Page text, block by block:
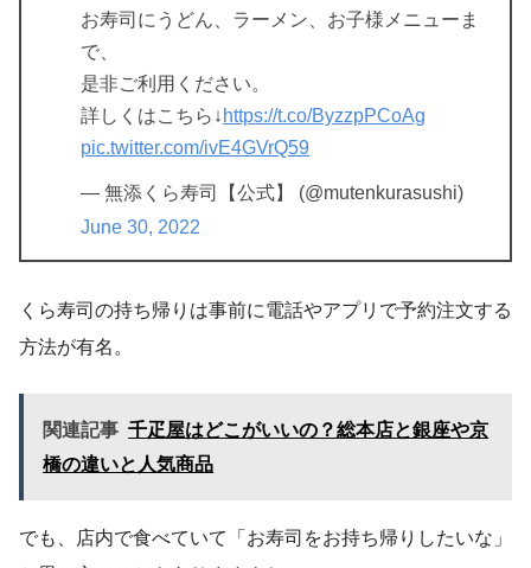
お寿司にうどん、ラーメン、お子様メニューま
で、
是非ご利用ください。
詳しくはこちら↓ https://t.co/ByzzpPCoAg
pic.twitter.com/ivE4GVrQ59
— 無添くら寿司【公式】 (@mutenkurasushi)
June 30, 2022
くら寿司の持ち帰りは事前に電話やアプリで予約注文する
方法が有名。
関連記事 千疋屋はどこがいいの？総本店と銀座や京
橋の違いと人気商品
でも、店内で食べていて「お寿司をお持ち帰りしたいな」